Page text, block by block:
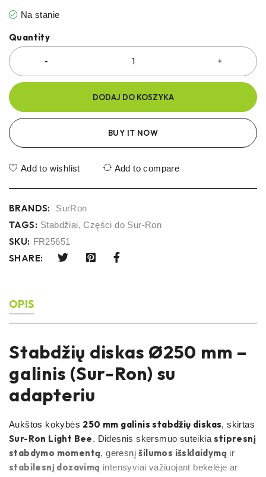
Na stanie
Quantity
DODAJ DO KOSZYKA
BUY IT NOW
Add to wishlist Add to compare
BRANDS: SurRon
TAGS: Stabdžiai,Części do Sur-Ron
SKU: FR25651
SHARE:
OPIS
Stabdžių diskas Ø250 mm –
galinis (Sur-Ron) su
adapteriu
Aukštos kokybės 250 mm galinis stabdžių diskas, skirtas
Sur-Ron Light Bee. Didesnis skersmuo suteikiastipresnį
stabdymo momentą, geresnįšilumos išsklaidymą ir
stabilesnį dozavimą intensyviai važiuojant bekelėje ar